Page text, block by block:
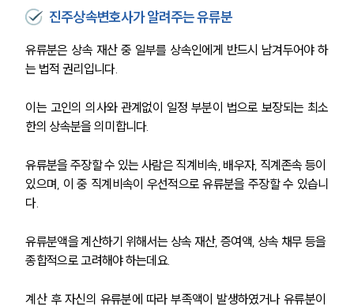
진주상속변호사가 알려주는 유류분
유류분은 상속 재산 중 일부를 상속인에게 반드시 남겨두어야 하
는 법적 권리입니다.
이는 고인의 의사와 관계없이 일정 부분이 법으로 보장되는 최소
한의 상속분을 의미합니다.
유류분을 주장할 수 있는 사람은 직계비속, 배우자, 직계존속 등이
있으며, 이 중 직계비속이 우선적으로 유류분을 주장할 수 있습니
다.
유류분액을 계산하기 위해서는 상속 재산, 증여액, 상속 채무 등을
종합적으로 고려해야 하는데요.
계산 후 자신의 유류분에 따라 부족액이 발생하였거나 유류분이